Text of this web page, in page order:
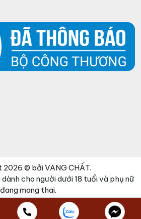
© bởi VANG CHẤT.
cho người dưới 18 tuổi và phụ nữ
đang mang thai.
giỏ hàng